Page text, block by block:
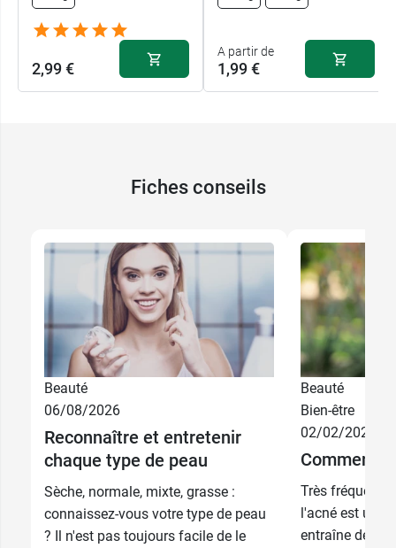
2,99 €
A partir de
1,99 €
1,99 €
350 g 5,48 €
Fiches conseils
Beauté
06/08/2026
Reconnaître et entretenir
chaque type de peau
Sèche, normale, mixte, grasse :
connaissez-vous votre type de peau
? Il n'est pas toujours facile de le
Beauté
Bien-être
02/02/2026
Comment
Très fréquente
l'acné est un
entraîne des